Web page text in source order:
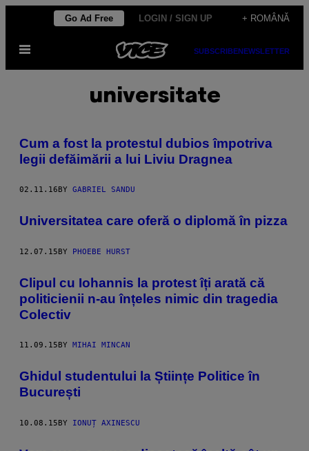
content
Go Ad Free LOGIN / SIGN UP + ROMÂNĂ
Open
SUBSCRIBENEWSLETTER
universitate
Cum a fost la protestul dubios împotriva
legii defăimării a lui Liviu Dragnea
02.11.16 BY GABRIEL SANDU
Universitatea care oferă o diplomă în pizza
12.07.15BY PHOEBE HURST
Clipul cu Iohannis la protest îți arată că
politicienii n-au înțeles nimic din tragedia
Colectiv
11.09.15 BY MIHAI MINCAN
Ghidul studentului la Științe Politice în
București
10.08.15BY IONUȚ AXINESCU